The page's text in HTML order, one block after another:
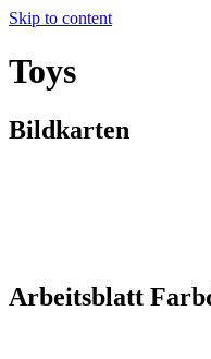
Skip to content
Toys
Bildkarten
Arbeitsblatt